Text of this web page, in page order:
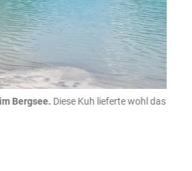
Bergsee. Diese Kuh lieferte wohl das